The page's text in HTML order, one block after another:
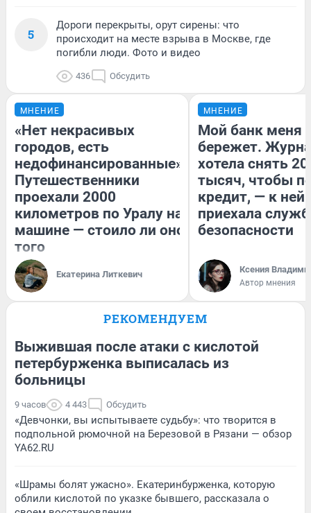
5
Дороги перекрыты, орут сирены: что
происходит на месте взрыва в Москве, где
погибли люди. Фото и видео
436 Обсудить
МНЕНИЕ
«Нет некрасивых
городов, есть
недофинансированные».
Путешественники
проехали 2000
километров по Уралу на
машине — стоило ли оно
того
Екатерина Литкевич
МНЕНИЕ
Мой банк меня
бережет.
хотела снять
тысяч, чтобы
кредит, — к
приехала
безопасности
Ксения
Автор мнения
РЕКОМЕНДУЕМ
Выжившая после атаки с кислотой
петербурженка выписалась из
больницы
9 часов 4 443 Обсудить
«Девчонки, вы испытываете судьбу»: что творится в
подпольной рюмочной на Березовой в Рязани — обзор
YA62.RU
«Шрамы болят ужасно». Екатеринбурженка, которую
облили кислотой по указке бывшего, рассказала о